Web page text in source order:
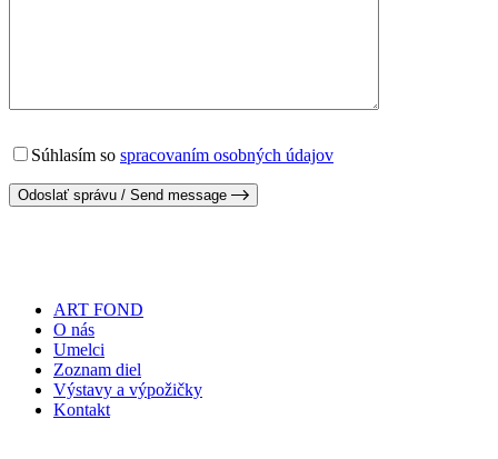
Súhlasím so spracovaním osobných údajov
Odoslať správu / Send message
ART FOND
O nás
Umelci
Zoznam diel
Výstavy a výpožičky
Kontakt